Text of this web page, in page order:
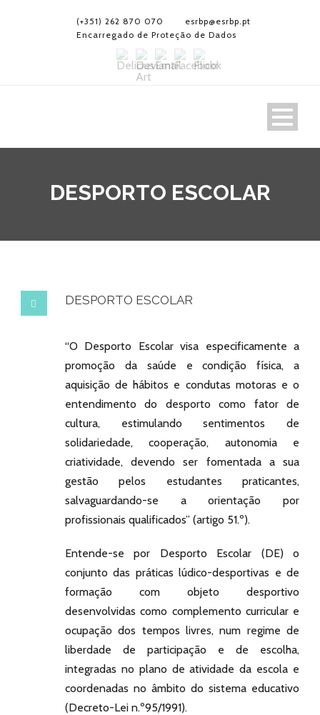
(+351) 262 870 070
esrbp@esrbp.pt
Encarregado de Proteção de Dados
DESPORTO ESCOLAR
DESPORTO ESCOLAR
“O Desporto Escolar visa especificamente a
promoção da saúde e condição física, a
aquisição de hábitos e condutas motoras e o
entendimento do desporto como fator de
cultura, estimulando sentimentos de
solidariedade, cooperação, autonomia e
criatividade, devendo ser fomentada a sua
gestão pelos estudantes praticantes,
salvaguardando-se a orientação por
profissionais qualificados” (artigo 51.º).
Entende-se por Desporto Escolar (DE) o
conjunto das práticas lúdico-desportivas e de
formação com objeto desportivo
desenvolvidas como complemento curricular e
ocupação dos tempos livres, num regime de
liberdade de participação e de escolha,
integradas no plano de atividade da escola e
coordenadas no âmbito do sistema educativo
(Decreto-Lei n.º95/1991).